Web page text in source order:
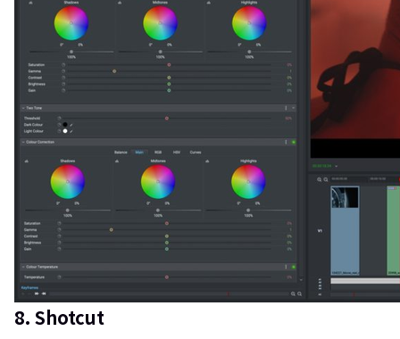
8. Shotcut